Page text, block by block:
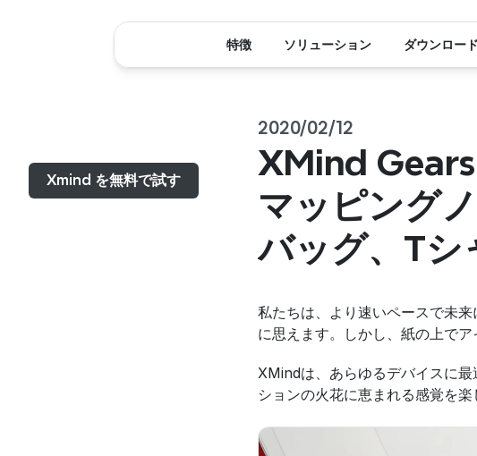
Xmind を無料で試す
2020/02/12
XMind
マッピング
バッグ、Tシ
私たちは、より速いペースで未
に思えます。しかし、紙の上で
XMindは、あらゆるデバイスに
ションの火花に恵まれる感覚を
特徴 ソリューション ダウンロード